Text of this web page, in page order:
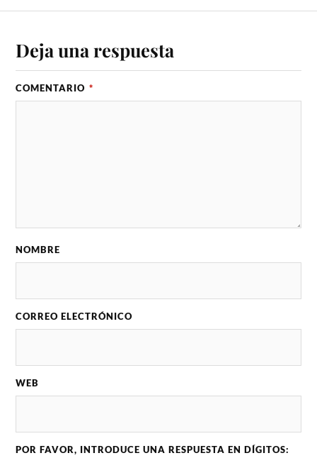
Deja una respuesta
COMENTARIO *
NOMBRE
CORREO ELECTRÓNICO
WEB
POR FAVOR, INTRODUCE UNA RESPUESTA EN DÍGITOS: